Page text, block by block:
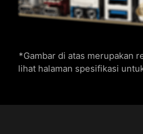
*Gambar di atas merupakan
lihat halaman spesifikasi